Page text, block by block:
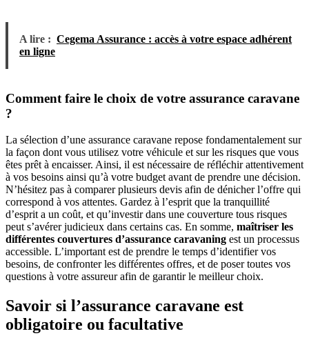
A lire : Cegema Assurance : accès à votre espace adhérent
en ligne
Comment faire le choix de votre assurance caravane
?
La sélection d’une assurance caravane repose fondamentalement sur
la façon dont vous utilisez votre véhicule et sur les risques que vous
êtes prêt à encaisser. Ainsi, il est nécessaire de réfléchir attentivement
à vos besoins ainsi qu’à votre budget avant de prendre une décision.
N’hésitez pas à comparer plusieurs devis afin de dénicher l’offre qui
correspond à vos attentes. Gardez à l’esprit que la tranquillité
d’esprit a un coût, et qu’investir dans une couverture tous risques
peut s’avérer judicieux dans certains cas. En somme, maîtriser les
différentes couvertures d’assurance caravaning est un processus
accessible. L’important est de prendre le temps d’identifier vos
besoins, de confronter les différentes offres, et de poser toutes vos
questions à votre assureur afin de garantir le meilleur choix.
Savoir si l’assurance caravane est
obligatoire ou facultative